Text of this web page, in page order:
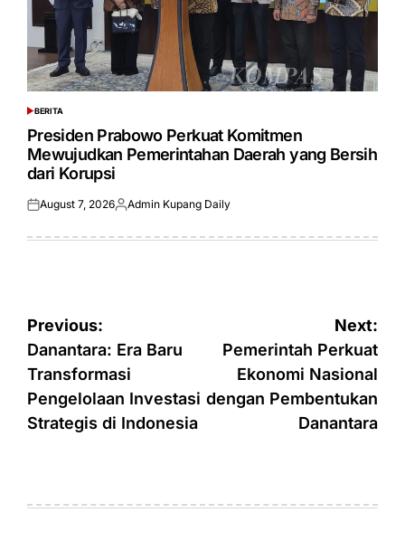
POSTED
IN
BERITA
Presiden Prabowo Perkuat Komitmen
Mewujudkan Pemerintahan Daerah yang Bersih
dari Korupsi
Posted
August 7, 2026Posted
Admin Kupang Daily
Post
navigation
Previous:
Danantara: Era Baru
Transformasi
Pengelolaan Investasi
Strategis di Indonesia
Next:
Pemerintah Perkuat
Ekonomi Nasional
dengan Pembentukan
Danantara